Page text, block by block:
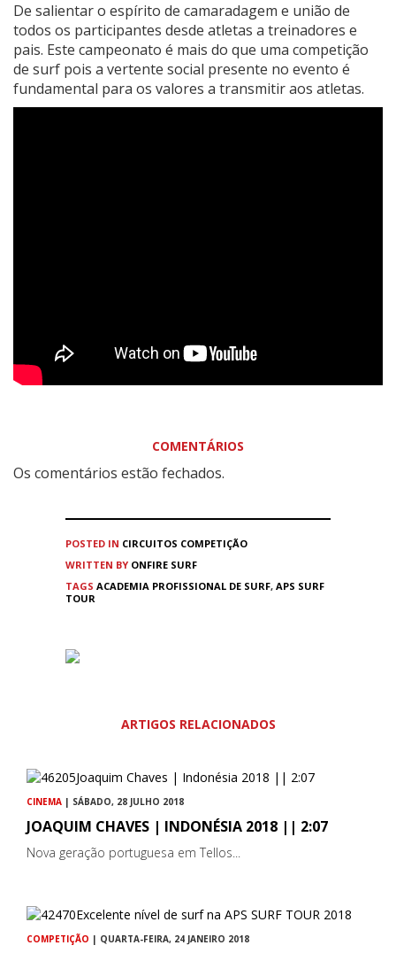
De salientar o espírito de camaradagem e união de
todos os participantes desde atletas a treinadores e
pais. Este campeonato é mais do que uma competição
de surf pois a vertente social presente no evento é
fundamental para os valores a transmitir aos atletas.
COMENTÁRIOS
Os comentários estão fechados.
POSTED IN CIRCUITOS COMPETIÇÃO
WRITTEN BY ONFIRE SURF
TAGS ACADEMIA PROFISSIONAL DE SURF, APS SURF
TOUR
ARTIGOS RELACIONADOS
CINEMA | SÁBADO, 28 JULHO 2018
JOAQUIM CHAVES | INDONÉSIA 2018 || 2:07
Nova geração portuguesa em Tellos...
COMPETIÇÃO | QUARTA-FEIRA, 24 JANEIRO 2018